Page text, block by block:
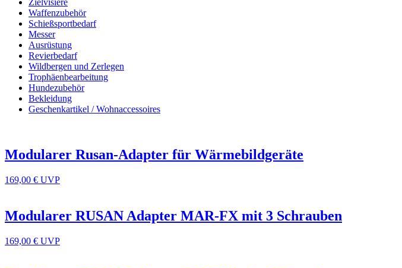
Zielvisiere
Waffenzubehör
Schießsportbedarf
Messer
Ausrüstung
Revierbedarf
Wildbergen und Zerlegen
Trophäenbearbeitung
Hundezubehör
Bekleidung
Geschenkartikel / Wohnaccessoires
Modularer Rusan-Adapter für Wärmebildgeräte
169,00 € UVP
Modularer RUSAN Adapter MAR-FX mit 3 Schrauben
169,00 € UVP